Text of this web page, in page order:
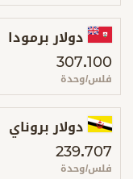
دولار برمودا
307.100
فلس/وحدة
دولار بروناي
239.707
فلس/وحدة